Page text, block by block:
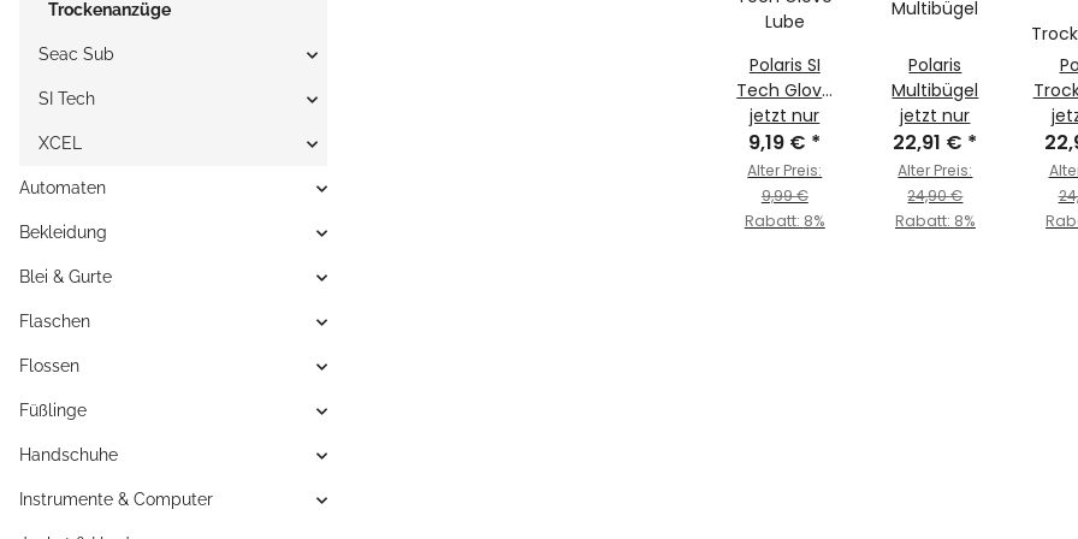
Polaris SI
Tech Glove
Lube
jetzt nur
9,19 € *
Alter Preis:
9,99 €
Rabatt: 8%
Polaris
Multibügel
jetzt nur
22,91 € *
Alter Preis:
24,90 €
Rabatt: 8%
Trockenanzüge
Seac Sub
SI Tech
XCEL
Automaten
Bekleidung
Blei & Gurte
Flaschen
Flossen
Füßlinge
Handschuhe
Instrumente & Computer